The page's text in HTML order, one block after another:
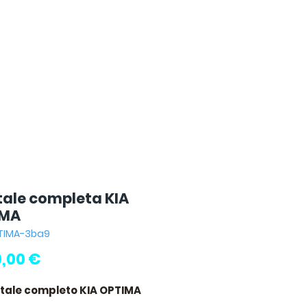
completa KIA
3ba9
€
completo KIA OPTIMA